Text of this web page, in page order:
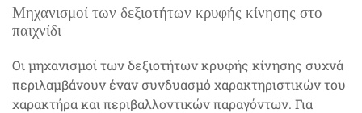
Μηχανισμοί των δεξιοτήτων κρυφής κίνησης στο
παιχνίδι
Οι μηχανισμοί των δεξιοτήτων κρυφής κίνησης συχνά
περιλαμβάνουν έναν συνδυασμό χαρακτηριστικών του
χαρακτήρα και περιβαλλοντικών παραγόντων. Για